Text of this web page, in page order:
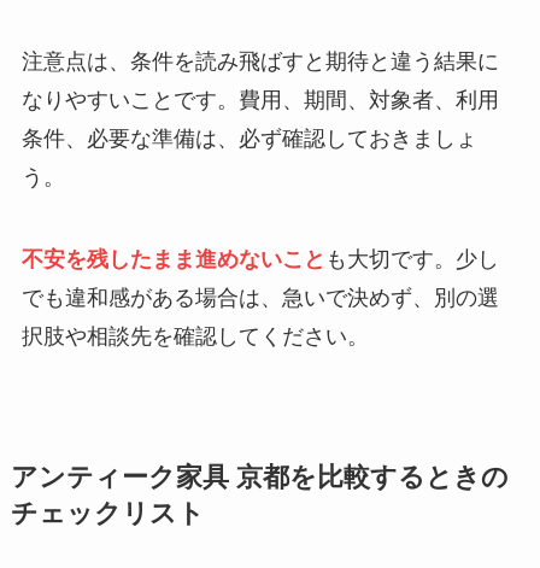
注意点は、条件を読み飛ばすと期待と違う結果に
なりやすいことです。費用、期間、対象者、利用
条件、必要な準備は、必ず確認しておきましょ
う。
不安を残したまま進めないこと も大切です。少し
でも違和感がある場合は、急いで決めず、別の選
択肢や相談先を確認してください。
アンティーク家具 京都を比較するときの
チェックリスト